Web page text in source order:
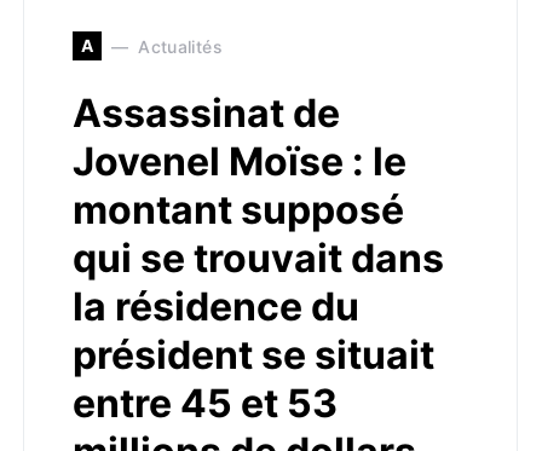
A Actualités
Assassinat de
Jovenel Moïse : le
montant supposé
qui se trouvait dans
la résidence du
président se situait
entre 45 et 53